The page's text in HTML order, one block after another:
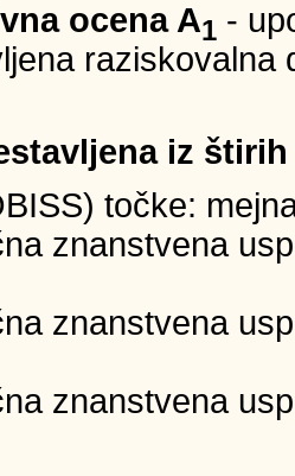
ocena A1 -
raziskovalna
iz
točke:
znanstvena
znanstvena
znanstvena